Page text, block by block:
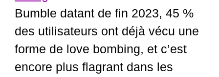
Bumble datant de fin 2023, 45 %
des utilisateurs ont déjà vécu une
forme de love bombing, et c’est
encore plus flagrant dans les